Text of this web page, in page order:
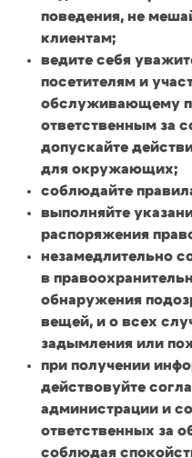
поведения, не
клиентам;
ведите себя
посетителям и
обслуживающему
ответственным за
допускайте
для окружающих;
соблюдайте
выполняйте
распоряжения
незамедлительно
в
обнаружения
вещей, и о всех
задымления или
при получении
действовуйте
администрации и
ответственных за
соблюдая